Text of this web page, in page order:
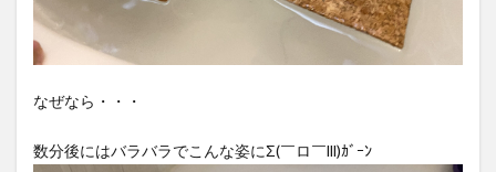
なぜなら・・・
数分後にはバラバラでこんな姿にΣ(￣ロ￣lll)ｶﾞｰﾝ